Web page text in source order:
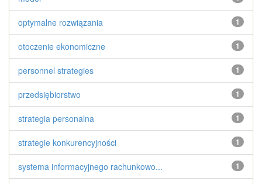
1
optymalne rozwiązania
1
otoczenie ekonomiczne
1
personnel strategies
1
przedsiębiorstwo
1
strategia personalna
1
strategie konkurencyjności
1
systema informacyjnego rachunkowo...